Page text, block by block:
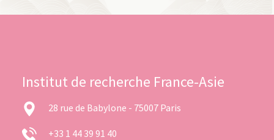
Institut de recherche France-Asie
28 rue de Babylone - 75007 Paris
+33 1 44 39 91 40